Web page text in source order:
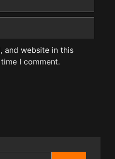
and website in this
I comment.